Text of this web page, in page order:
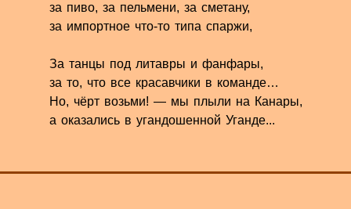
за пиво, за пельмени, за сметану,
за импортное что-то типа спаржи,
За танцы под литавры и фанфары,
за то, что все красавчики в команде…
Но, чёрт возьми! — мы плыли на Канары,
а оказались в угандошенной Уганде...